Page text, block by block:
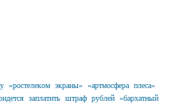
«ростелеком экраны» «артмосфера плеса»
заплатить штраф рублей «бархатный